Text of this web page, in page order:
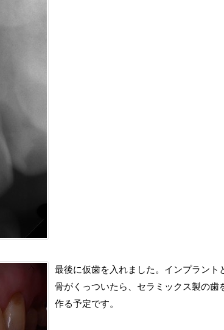
最後に仮歯を入れました。インプラント
骨がくっついたら、セラミックス製の歯
作る予定です。